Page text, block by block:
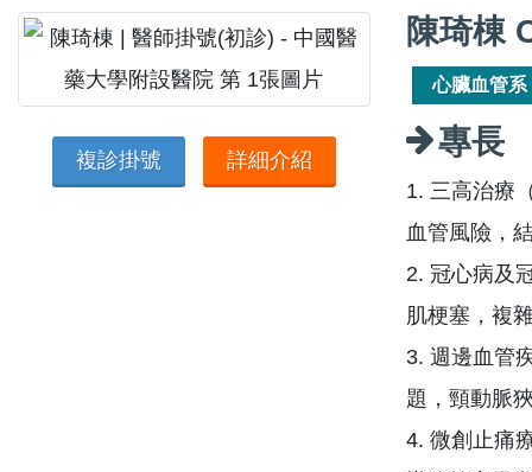
複診掛號 詳細介紹
陳琦棟
心臟血管系
專長
1. 三高治療
血管風險，
2. 冠心病及
肌梗塞，複
3. 週邊血管
題，頸動脈
4. 微創止痛